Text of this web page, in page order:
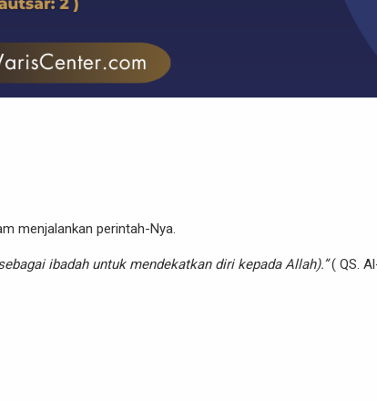
menjalankan perintah-Nya.
ibadah untuk mendekatkan diri kepada Allah).”( QS.